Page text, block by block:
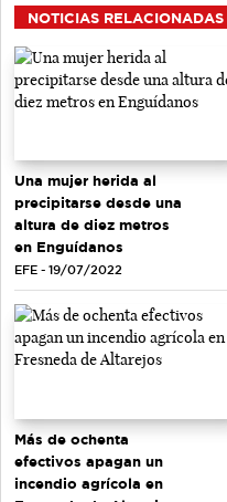
NOTICIAS RELACIONADAS
Una mujer herida al
precipitarse desde una
altura de diez metros
en Enguídanos
EFE - 19/07/2022
Más de ochenta
efectivos apagan un
incendio agrícola en